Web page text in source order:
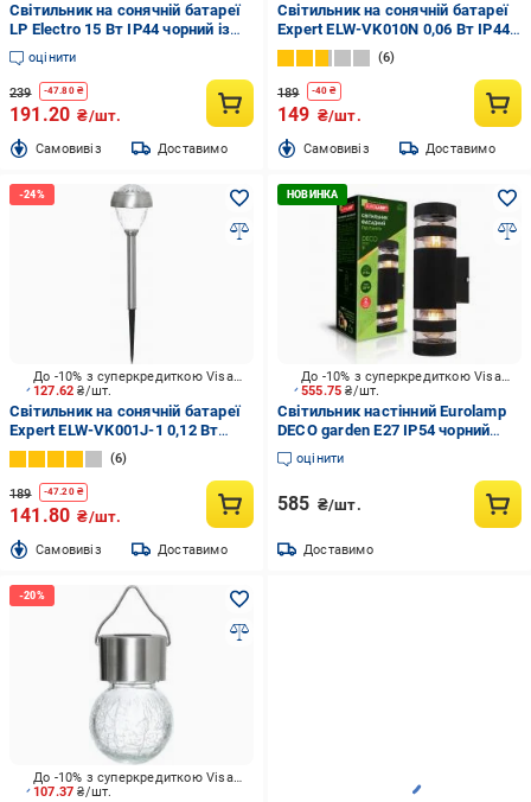
Світильник на сонячній батареї
LP Electro 15 Вт IP44 чорний із
білим ELLP-3050E-2-PIR
оцінити
239 -47.80₴
191.20 ₴/шт.
Cамовивіз Доставимо
Світильник на сонячній батареї
Expert ELW-VK010N 0,06 Вт IP44
чорний
6
189 -40 ₴
149 ₴/шт.
Cамовивіз Доставимо
127.62₴/шт.
До -10% з суперкредиткою Visa Вигода
Світильник на сонячній батареї
Expert ELW-VK001J-1 0,12 Вт
IP44 хром
6
189 -47.20₴
141.80 ₴/шт.
Cамовивіз Доставимо
555.75₴/шт.
До -10% з суперкредиткою Visa Вигода
Світильник настінний Eurolamp
DECO garden E27 IP54 чорний
BRA-2xE27(DECO)L
оцінити
585 ₴/шт.
Доставимо
107.37₴/шт.
До -10% з суперкредиткою Visa Вигода